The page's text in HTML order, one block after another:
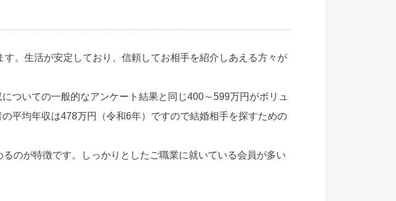
。生活が安定しており、信頼してお相手を紹介しあえる方々が
ついての一般的なアンケート結果と同じ400～599万円がボリュ
平均年収は478万円（令和6年）ですので結婚相手を探すための
のが特徴です。しっかりとしたご職業に就いている会員が多い